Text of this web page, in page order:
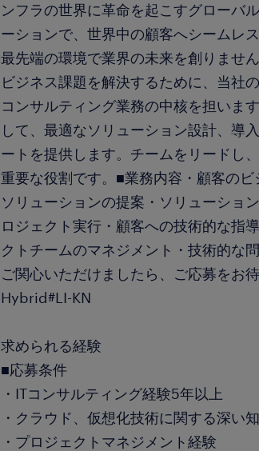
ンフラの世界に革命を起こすグローバ
ーションで、世界中の顧客へシームレ
最先端の環境で業界の未来を創りませ
ビジネス課題を解決するために、当社
コンサルティング業務の中核を担いま
して、最適なソリューション設計、導
ートを提供します。チームをリードし
重要な役割です。■業務内容・顧客の
ソリューションの提案・ソリューショ
ロジェクト実行・顧客への技術的な指
クトチームのマネジメント・技術的な
ご関心いただけましたら、ご応募をお
Hybrid#LI-KN
求められる経験
■応募条件
・ITコンサルティング経験5年以上
・クラウド、仮想化技術に関する深い
・プロジェクトマネジメント経験